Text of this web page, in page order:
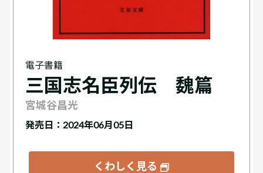
電子書籍
三国志名臣列伝 魏篇
宮城谷昌光
発売日：2024年06月05日
くわしく見る